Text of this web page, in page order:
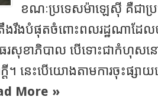
ខណៈប្រទេស​ម៉ាឡេស៊ី​ គឺជាប្
ងរឹងបំផុតចំពោះពលរដ្ឋណាដែលប
ធរសុខាភិបាល បើទោះជាកំហុស
តី។​ នេះបើយោងតាមការចុះផ្សា
More »